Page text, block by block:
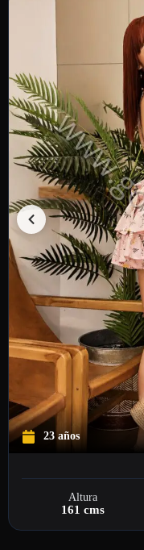
23 años
Altura
161 cms